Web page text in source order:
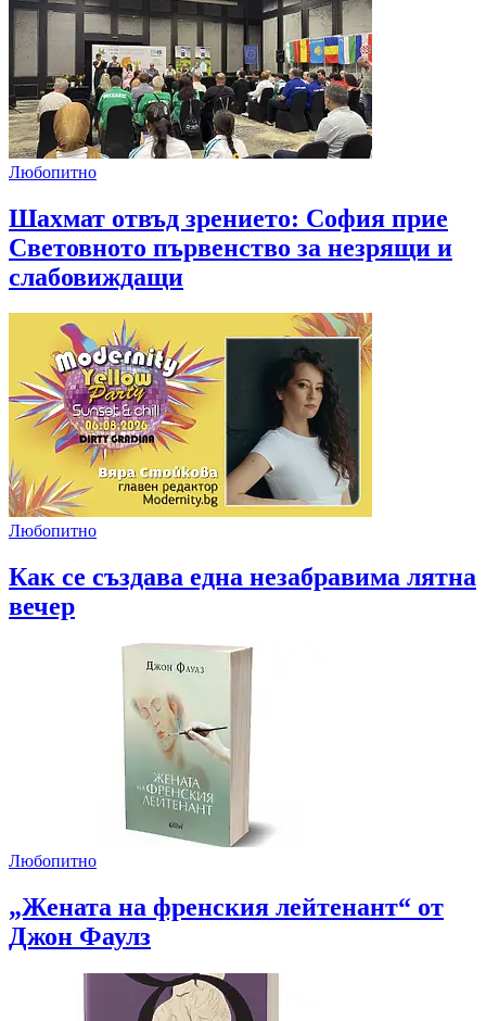
Любопитно
Шахмат отвъд зрението: София прие
Световното първенство за незрящи и
слабовиждащи
Любопитно
Как се създава една незабравима лятна
вечер
Любопитно
„Жената на френския лейтенант“ от
Джон Фаулз